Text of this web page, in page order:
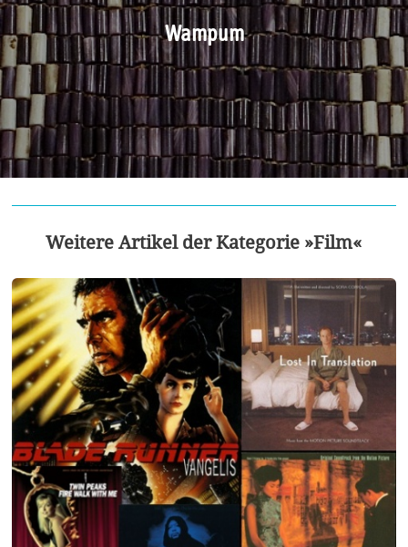
Wampum
Weitere Artikel der Kategorie »Film«